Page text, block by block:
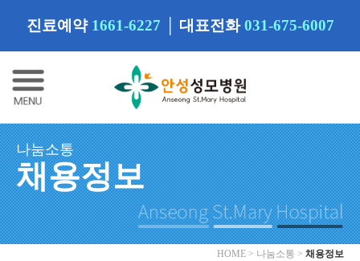
진료예약 1661-6227 대표전화 031-675-6007
나눔소통
채용정보
HOME > 나눔소통 > 채용정보